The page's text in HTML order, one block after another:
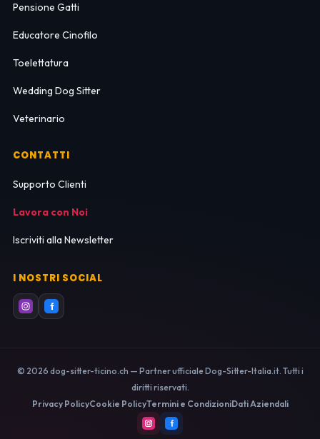
Pensione Gatti
Educatore Cinofilo
Toelettatura
Wedding Dog Sitter
Veterinario
CONTATTI
Supporto Clienti
Lavora con Noi
Iscriviti alla Newsletter
I NOSTRI SOCIAL
© 2026 dog-sitter-ticino.ch — Partner ufficiale Dog-Sitter-Italia.it. Tutti i
diritti riservati.
Privacy PolicyCookie PolicyTermini e CondizioniDati Aziendali